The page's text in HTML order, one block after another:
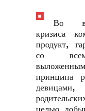
Во
кризиса
продукт,
со
принципа